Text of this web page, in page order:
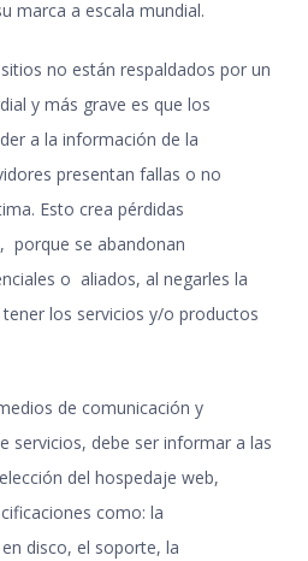
marca a escala mundial.
no están respaldados por un
y más grave es que los
a la información de la
presentan fallas o no
Esto crea pérdidas
porque se abandonan
o aliados, al negarles la
los servicios y/o productos
de comunicación y
servicios, debe ser informar a las
del hospedaje web,
como: la
disco, el soporte, la